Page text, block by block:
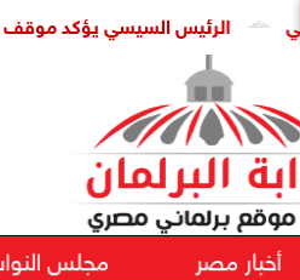
الرئيس السيسي يؤكد موقف مصر
أخبار مصر مجلس